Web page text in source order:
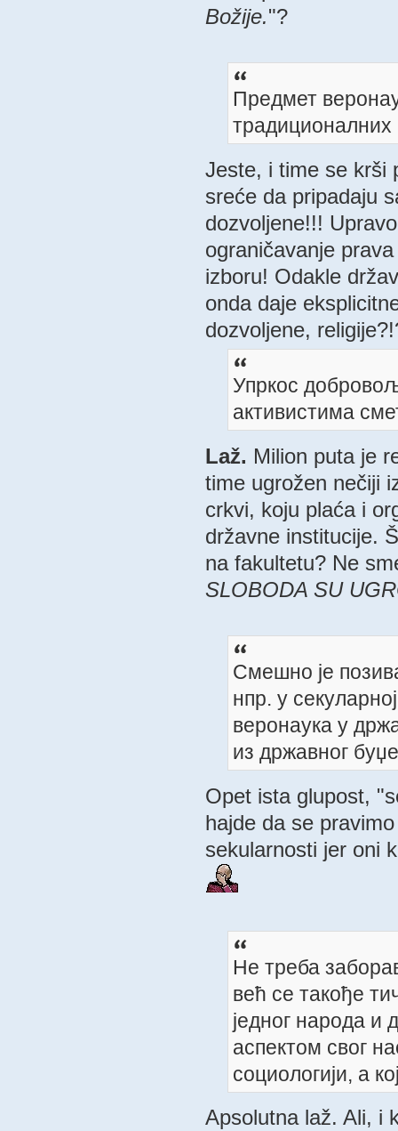
Božije."?
Предмет
традиционалних
Jeste, i time se krši
sreće da pripadaju
dozvoljene!!!
ograničavanje
izboru! Odakle
onda daje
dozvoljene,
Упркос
активистима
Laž. Milion puta je
time ugrožen nečiji
crkvi, koju plaća i
državne institucije.
na fakultetu? Ne
SLOBODA SU
Смешно је
нпр. у
веронаука у
из државног
Opet ista glupost,
hajde da se
sekularnosti jer oni
Не треба
већ се такође
једног народа
аспектом свог
социологији, а
Apsolutna laž. Ali, i